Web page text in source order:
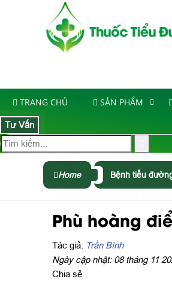
TRANG CHỦ SẢN PHẨM
Tư Vấn
Home Bệnh tiểu
Phù hoàng
Tác giả: Trần Bình
Ngày cập nhật: 08 tháng 11
Chia sẻ